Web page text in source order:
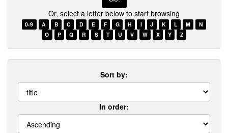
Or, select a letter below to start browsing
0-9 A B C D E F G H I J K L M
N
O
P Q R S T U V W X Y Z
Sort by:
In order: